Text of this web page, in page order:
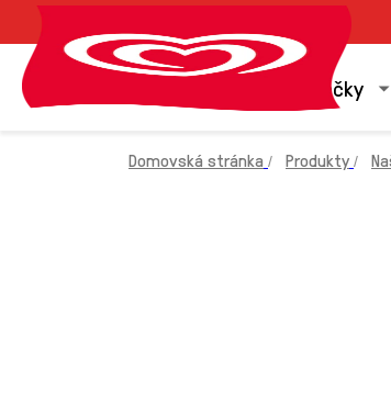
Naše značky
Domovská stránka Produkty